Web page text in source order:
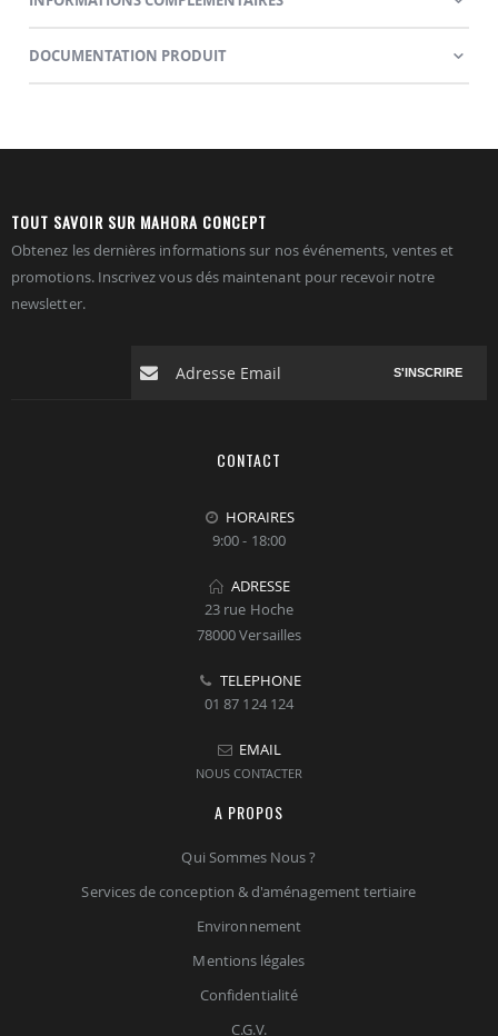
DOCUMENTATION PRODUIT
TOUT SAVOIR SUR MAHORA CONCEPT
Obtenez les dernières informations sur nos événements, ventes et
promotions. Inscrivez vous dés maintenant pour recevoir notre
newsletter.
S'INSCRIRE
CONTACT
HORAIRES
9:00 - 18:00
ADRESSE
23 rue Hoche
78000 Versailles
TELEPHONE
01 87 124 124
EMAIL
NOUS CONTACTER
A PROPOS
Qui Sommes Nous ?
Services de conception & d'aménagement tertiaire
Environnement
Mentions légales
Confidentialité
C.G.V.